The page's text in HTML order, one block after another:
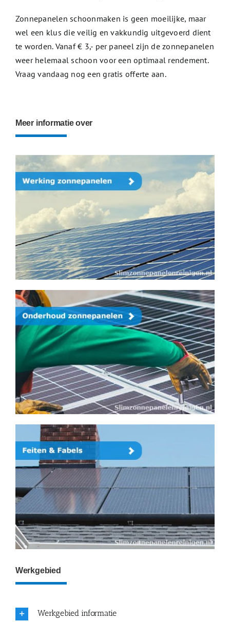
Zonnepanelen schoonmaken is geen moeilijke, maar
wel een klus die veilig en vakkundig uitgevoerd dient
te worden. Vanaf € 3,- per paneel zijn de zonnepanelen
weer helemaal schoon voor een optimaal rendement.
Vraag vandaag nog een gratis offerte aan.
Meer informatie over
Werkgebied
Werkgebied informatie